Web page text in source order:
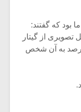
بود که گفتند:
تصویری از گیتار
خودش را آپلود می کند باید ۲۰ درصد به آن شخص